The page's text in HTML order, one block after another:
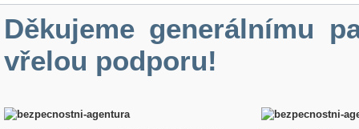
Děkujeme generálnímu
vřelou podporu!